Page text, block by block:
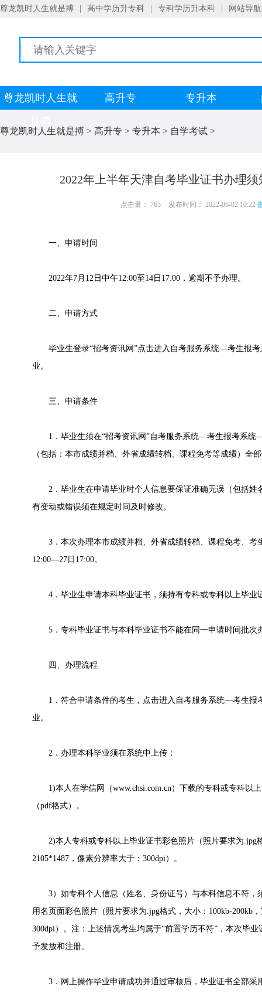
尊龙凯时人生就是搏 高中学历升专科 专科学历升本科 网站导航
尊龙凯时人生就
高升专 专升本
尊龙凯时人生就是搏 > 高升专 > 专升本 > 自学考试 >
2022年上半年天津自考毕业证书办理
点击量： 765 发布时间： 2022-06-02 10:22
一、申请时间
2022年7月12日中午12:00至14日17:00，逾期不予办理。
二、申请方式
毕业生登录“招考资讯网”点击进入自考服务系统—考生报
业。
三、申请条件
1．毕业生须在“招考资讯网”自考服务系统—考生报考系统
（包括：本市成绩并档、外省成绩转档、课程免考等成绩）全
2．毕业生在申请毕业时个人信息要保证准确无误（包括姓
有变动或错误须在规定时间及时修改。
3．本次办理本市成绩并档、外省成绩转档、课程免考、考
12:00—27日17:00。
4．毕业生申请本科毕业证书，须持有专科或专科以上毕业
5．专科毕业证书与本科毕业证书不能在同一申请时间批次
四、办理流程
1．符合申请条件的考生，点击进入自考服务系统—考生报
业。
2．办理本科毕业须在系统中上传：
1)本人在学信网（www.chsi.com.cn）下载的专科或专科以
（pdf格式）。
2)本人专科或专科以上毕业证书彩色照片（照片要求为.jpg
2105*1487，像素分辨率大于：300dpi）。
3）如专科个人信息（姓名、身份证号）与本科信息不符，
用名页面彩色照片（照片要求为.jpg格式，大小：100kb-200kb
300dpi）。注：上述情况考生均属于“前置学历不符”，本次毕
予发放和注册。
3．网上操作毕业申请成功并通过审核后，毕业证书全部采